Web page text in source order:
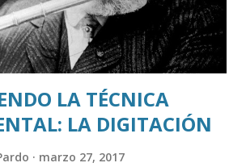
No os perdáis sus
de la espalda y las manos. Para m...
LA TÉCNICA
LA DIGITACIÓN
marzo 27, 2017